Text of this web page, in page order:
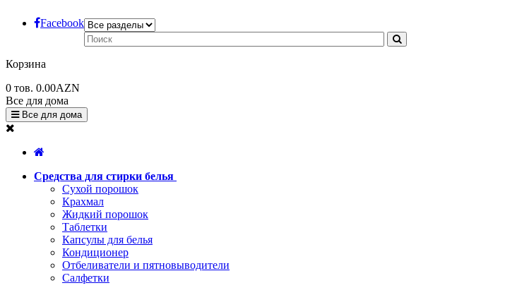
Facebook
Корзина
0 тов. 0.00AZN
Все для дома
Все для дома
Средства для стирки белья
Сухой порошок
Крахмал
Жидкий порошок
Таблетки
Капсулы для белья
Кондиционер
Отбеливатели и пятновыводители
Салфетки